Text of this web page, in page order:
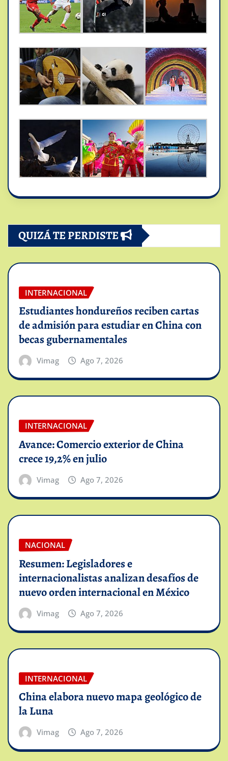
QUIZÁ TE PERDISTE
INTERNACIONAL
Estudiantes hondureños reciben cartas
de admisión para estudiar en China con
becas gubernamentales
Vimag Ago 7, 2026
INTERNACIONAL
Avance: Comercio exterior de China
crece 19,2% en julio
Vimag Ago 7, 2026
NACIONAL
Resumen: Legisladores e
internacionalistas analizan desafíos de
nuevo orden internacional en México
Vimag Ago 7, 2026
INTERNACIONAL
China elabora nuevo mapa geológico de
la Luna
Vimag Ago 7, 2026